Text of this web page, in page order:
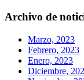
Archivo de
Marzo, 2023
Febrero, 2023
Enero, 2023
Diciembre,